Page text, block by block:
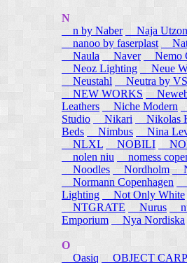
N
n by Naber
Naja
nanoo by faserplast
Naula
Naver Nemo
Neoz Lighting
Neue
Neustahl
Neutra by VS
NEW WORKS
Leathers
Niche Modern
Studio
Nikari Nikolas
Beds
Nimbus Nina
NLXL
NOBILI
nolen niu
nomess
Noodles
Nordholm
Normann Copenhagen
Lighting
Not Only White
NTGRATE
Nurus
Emporium
Nya Nordiska
O
Oasiq
OBJECT